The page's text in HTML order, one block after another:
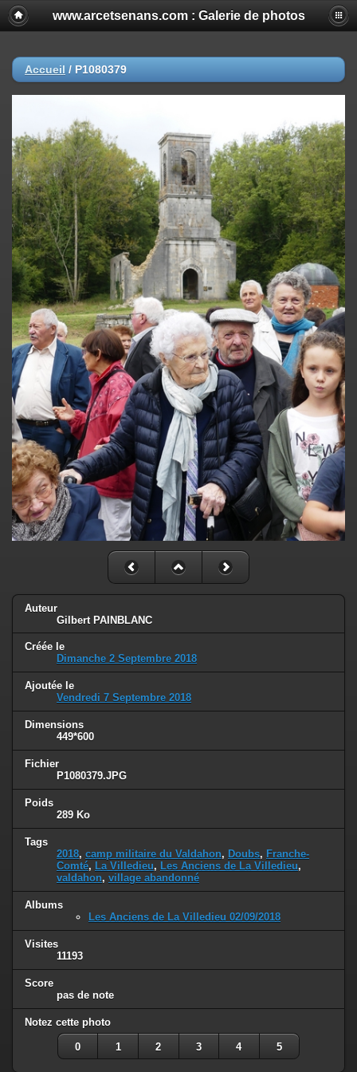
www.arcetsenans.com : Galerie de photos
Accueil / P1080379
Auteur
Gilbert PAINBLANC
Créée le
Dimanche 2 Septembre 2018
Ajoutée le
Vendredi 7 Septembre 2018
Dimensions
449*600
Fichier
P1080379.JPG
Poids
289 Ko
Tags
2018, camp militaire du Valdahon, Doubs, Franche-
Comté, La Villedieu, Les Anciens de La Villedieu,
valdahon, village abandonné
Albums
Les Anciens de La Villedieu 02/09/2018
Visites
11193
Score
pas de note
Notez cette photo
0 1 2 3 4 5